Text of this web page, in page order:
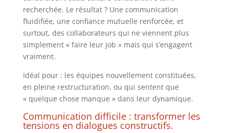
recherchée. Le résultat ? Une communication
fluidifiée, une confiance mutuelle renforcée, et
surtout, des collaborateurs qui ne viennent plus
simplement « faire leur job » mais qui s’engagent
vraiment.
Idéal pour : les équipes nouvellement constituées,
en pleine restructuration, ou qui sentent que
« quelque chose manque » dans leur dynamique.
Communication difficile : transformer les
tensions en dialogues constructifs.